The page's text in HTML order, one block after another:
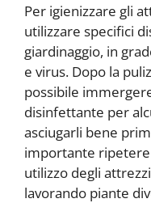
Per igienizzare gli
utilizzare specifici
giardinaggio, in
e virus. Dopo la
possibile
disinfettante per
asciugarli bene
importante
utilizzo degli
lavorando piante